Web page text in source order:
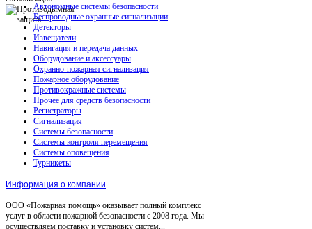
Автономные системы безопасности
Беспроводные охранные сигнализации
Детекторы
Извещатели
Навигация и передача данных
Оборудование и аксессуары
Охранно-пожарная сигнализация
Пожарное оборудование
Противокражные системы
Прочее для средств безопасности
Регистраторы
Сигнализация
Системы безопасности
Системы контроля перемещения
Системы оповещения
Турникеты
Информация о компании
ООО «Пожарная помощь» оказывает полный комплекс
услуг в области пожарной безопасности с 2008 года. Мы
осуществляем поставку и установку систем...